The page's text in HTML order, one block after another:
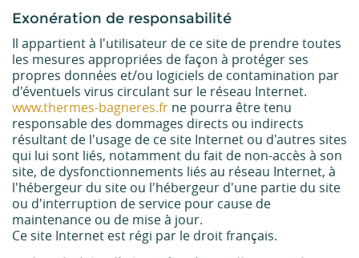
Exonération de responsabilité
Il appartient à l'utilisateur de ce site de prendre toutes
les mesures appropriées de façon à protéger ses
propres données et/ou logiciels de contamination par
d'éventuels virus circulant sur le réseau Internet.
www.thermes-bagneres.fr ne pourra être tenu
responsable des dommages directs ou indirects
résultant de l'usage de ce site Internet ou d'autres sites
qui lui sont liés, notamment du fait de non-accès à son
site, de dysfonctionnements liés au réseau Internet, à
l'hébergeur du site ou l'hébergeur d'une partie du site
ou d'interruption de service pour cause de
maintenance ou de mise à jour.
Ce site Internet est régi par le droit français.